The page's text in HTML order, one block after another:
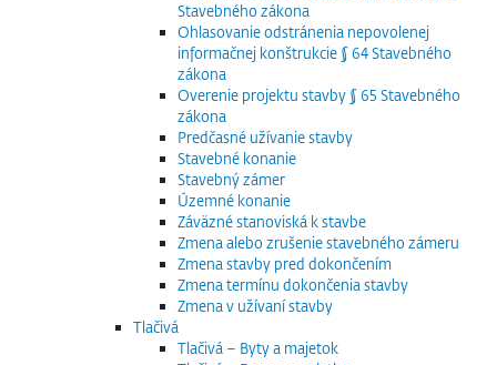
Stavebného zákona
Ohlasovanie odstránenia nepovolenej
informačnej konštrukcie § 64 Stavebného
zákona
Overenie projektu stavby § 65 Stavebného
zákona
Predčasné užívanie stavby
Stavebné konanie
Stavebný zámer
Územné konanie
Záväzné stanoviská k stavbe
Zmena alebo zrušenie stavebného zámeru
Zmena stavby pred dokončením
Zmena termínu dokončenia stavby
Zmena v užívaní stavby
Tlačivá
Tlačivá – Byty a majetok